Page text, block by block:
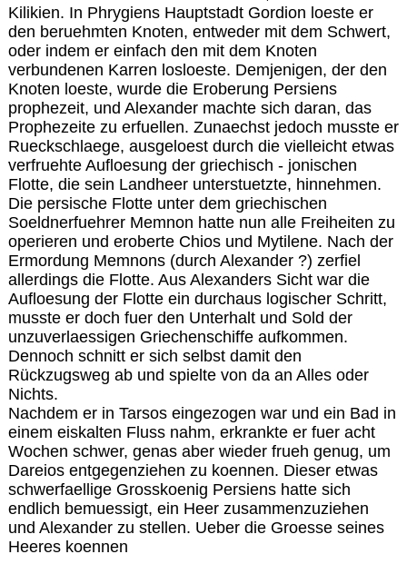
Kilikien. In Phrygiens Hauptstadt Gordion loeste er
den beruehmten Knoten, entweder mit dem Schwert,
oder indem er einfach den mit dem Knoten
verbundenen Karren losloeste. Demjenigen, der den
Knoten loeste, wurde die Eroberung Persiens
prophezeit, und Alexander machte sich daran, das
Prophezeite zu erfuellen. Zunaechst jedoch musste er
Rueckschlaege, ausgeloest durch die vielleicht etwas
verfruehte Aufloesung der griechisch - jonischen
Flotte, die sein Landheer unterstuetzte, hinnehmen.
Die persische Flotte unter dem griechischen
Soeldnerfuehrer Memnon hatte nun alle Freiheiten zu
operieren und eroberte Chios und Mytilene. Nach der
Ermordung Memnons (durch Alexander ?) zerfiel
allerdings die Flotte. Aus Alexanders Sicht war die
Aufloesung der Flotte ein durchaus logischer Schritt,
musste er doch fuer den Unterhalt und Sold der
unzuverlaessigen Griechenschiffe aufkommen.
Dennoch schnitt er sich selbst damit den
Rückzugsweg ab und spielte von da an Alles oder
Nichts.
Nachdem er in Tarsos eingezogen war und ein Bad in
einem eiskalten Fluss nahm, erkrankte er fuer acht
Wochen schwer, genas aber wieder frueh genug, um
Dareios entgegenziehen zu koennen. Dieser etwas
schwerfaellige Grosskoenig Persiens hatte sich
endlich bemuessigt, ein Heer zusammenzuziehen
und Alexander zu stellen. Ueber die Groesse seines
Heeres koennen